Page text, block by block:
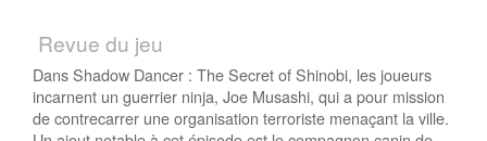
Revue du jeu
Dans Shadow Dancer : The Secret of Shinobi, les joueurs
incarnent un guerrier ninja, Joe Musashi, qui a pour mission
de contrecarrer une organisation terroriste menaçant la ville.